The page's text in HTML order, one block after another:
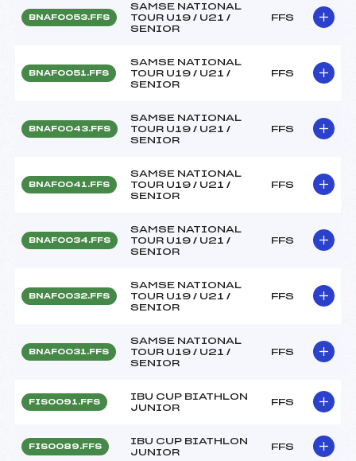
BNAF0053.FFS
SAMSE NATIONAL
TOUR U19 / U21 /
SENIOR
FFS
BNAF0051.FFS
SAMSE NATIONAL
TOUR U19 / U21 /
SENIOR
FFS
BNAF0043.FFS
SAMSE NATIONAL
TOUR U19 / U21 /
SENIOR
FFS
BNAF0041.FFS
SAMSE NATIONAL
TOUR U19 / U21 /
SENIOR
FFS
BNAF0034.FFS
SAMSE NATIONAL
TOUR U19 / U21 /
SENIOR
FFS
BNAF0032.FFS
SAMSE NATIONAL
TOUR U19 / U21 /
SENIOR
FFS
BNAF0031.FFS
SAMSE NATIONAL
TOUR U19 / U21 /
SENIOR
FFS
FIS0091.FFS
IBU CUP BIATHLON
JUNIOR
FFS
FIS0089.FFS
IBU CUP BIATHLON
JUNIOR
FFS